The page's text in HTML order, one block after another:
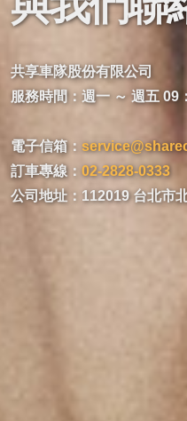
共享車隊股份有限公司
服務時間：週一 ～ 週五 09
電子信箱：
訂車專線： 02-2828-0333
公司地址：112019 台北市